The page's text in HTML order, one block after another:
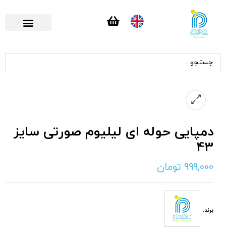
دمپایی حوله ای لیلیوم صورتی سایز
43
999,000 تومان
برند: